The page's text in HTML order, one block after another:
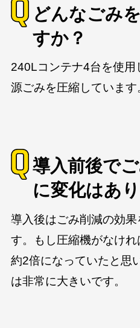
どんなごみ
すか？
240Lコンテナ4台を使用
源ごみを圧縮しています
導入前後で
に変化はあ
導入後はごみ削減の効
す。もし圧縮機がなけ
約2倍になっていたと思
は非常に大きいです。